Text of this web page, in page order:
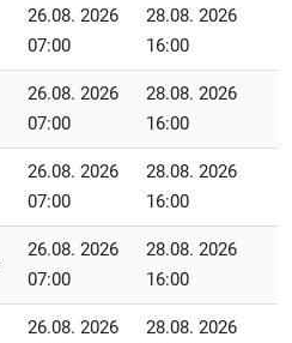
26.08. 2026
07:00
28.08. 2026
16:00
26.08. 2026
07:00
28.08. 2026
16:00
26.08. 2026
07:00
28.08. 2026
16:00
26.08. 2026
07:00
28.08. 2026
16:00
26.08. 2026
28.08. 2026